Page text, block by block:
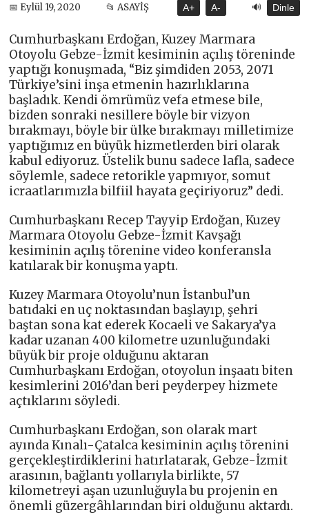
📅 Eylül 19, 2020 📂 ASAYİŞ A+ A- 🔊 Dinle
Cumhurbaşkanı Erdoğan, Kuzey Marmara
Otoyolu Gebze-İzmit kesiminin açılış töreninde
yaptığı konuşmada, “Biz şimdiden 2053, 2071
Türkiye’sini inşa etmenin hazırlıklarına
başladık. Kendi ömrümüz vefa etmese bile,
bizden sonraki nesillere böyle bir vizyon
bırakmayı, böyle bir ülke bırakmayı milletimize
yaptığımız en büyük hizmetlerden biri olarak
kabul ediyoruz. Üstelik bunu sadece lafla, sadece
söylemle, sadece retorikle yapmıyor, somut
icraatlarımızla bilfiil hayata geçiriyoruz” dedi.
Cumhurbaşkanı Recep Tayyip Erdoğan, Kuzey
Marmara Otoyolu Gebze-İzmit Kavşağı
kesiminin açılış törenine video konferansla
katılarak bir konuşma yaptı.
Kuzey Marmara Otoyolu’nun İstanbul’un
batıdaki en uç noktasından başlayıp, şehri
baştan sona kat ederek Kocaeli ve Sakarya’ya
kadar uzanan 400 kilometre uzunluğundaki
büyük bir proje olduğunu aktaran
Cumhurbaşkanı Erdoğan, otoyolun inşaatı biten
kesimlerini 2016’dan beri peyderpey hizmete
açtıklarını söyledi.
Cumhurbaşkanı Erdoğan, son olarak mart
ayında Kınalı-Çatalca kesiminin açılış törenini
gerçekleştirdiklerini hatırlatarak, Gebze-İzmit
arasının, bağlantı yollarıyla birlikte, 57
kilometreyi aşan uzunluğuyla bu projenin en
önemli güzergâhlarından biri olduğunu aktardı.